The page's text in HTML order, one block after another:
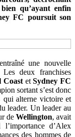
qu’ayant enfin
FC poursuit son
une nouvelle
deux franchises
Coast etSydney FC
sortant s’est donc
qui alterne victoire et
leader. Un leader au
de Wellington, avait
l’importance d’Alex
des hommes de